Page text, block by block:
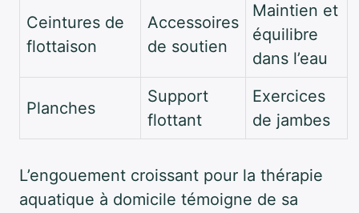
Ceintures de
flottaison
Accessoires
de soutien
Maintien et
équilibre
dans l’eau
Planches
Support
flottant
Exercices
de jambes
L’engouement croissant pour la thérapie
aquatique à domicile témoigne de sa